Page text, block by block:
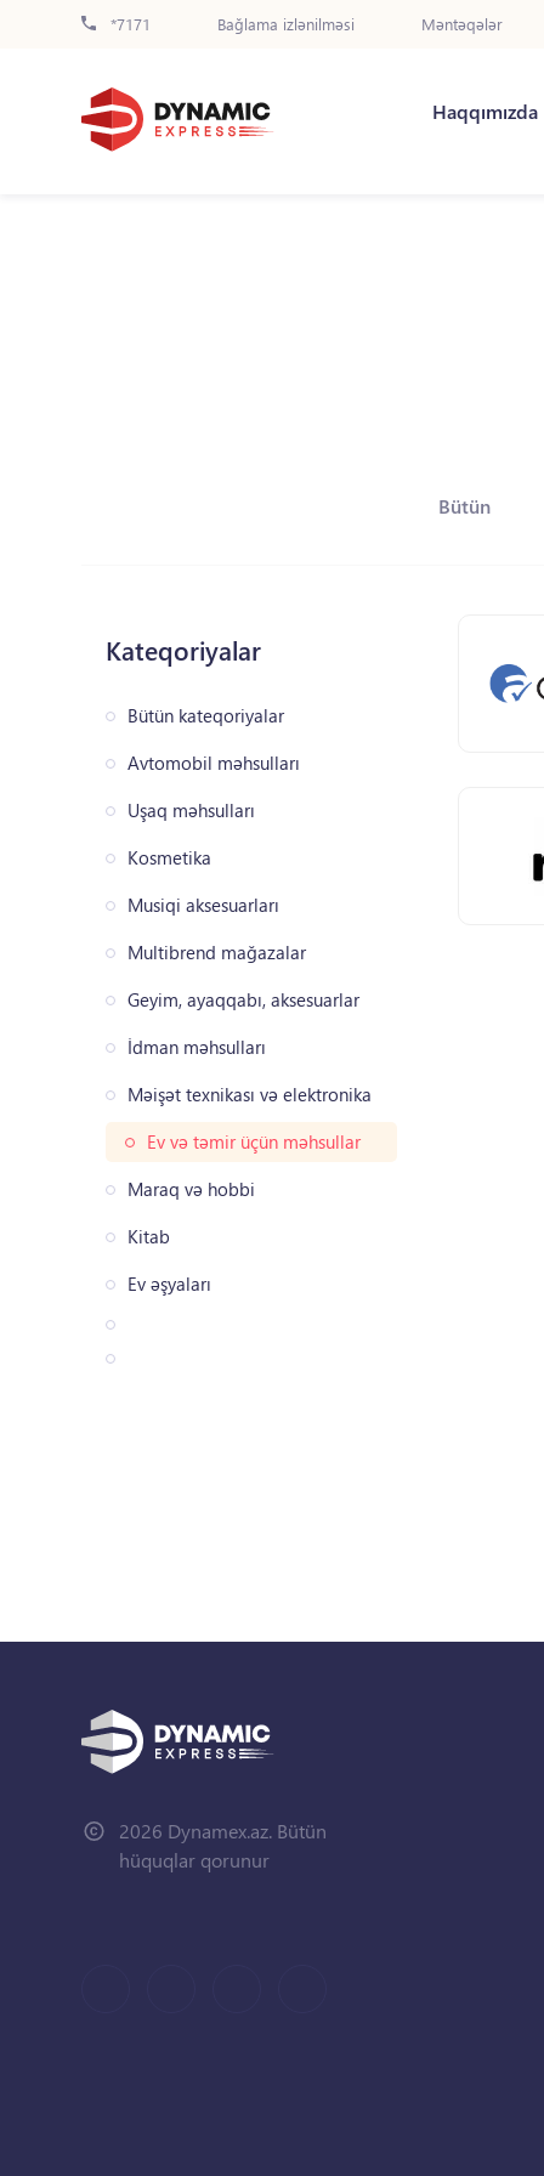
*7171 Bağlama izlənilməsi Məntəqələr
Haqqımızda
Bütün
Kateqoriyalar
Bütün kateqoriyalar
Avtomobil məhsulları
Uşaq məhsulları
Kosmetika
Musiqi aksesuarları
Multibrend mağazalar
Geyim, ayaqqabı, aksesuarlar
İdman məhsulları
Məişət texnikası və elektronika
Ev və təmir üçün məhsullar
Maraq və hobbi
Kitab
Ev əşyaları
2026 Dynamex.az. Bütün
hüquqlar qorunur